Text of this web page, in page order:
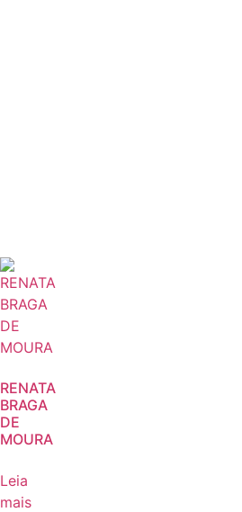
RENATA
BRAGA
DE
MOURA
Leia
mais